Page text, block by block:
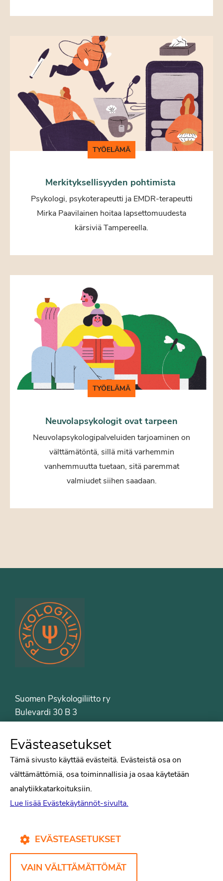
TYÖELÄMÄ
Merkityksellisyyden pohtimista
Psykologi, psykoterapeutti ja EMDR-terapeutti
Mirka Paavilainen hoitaa lapsettomuudesta
kärsiviä Tampereella.
TYÖELÄMÄ
Neuvolapsykologit ovat tarpeen
Neuvolapsykologipalveluiden tarjoaminen on
välttämätöntä, sillä mitä varhemmin
vanhemmuutta tuetaan, sitä paremmat
valmiudet siihen saadaan.
Suomen Psykologiliitto ry
Bulevardi 30 B 3
Puh. 09-6122 9122
Psykologiliiton sivut
Tiede
Puheenvuorot
Kirjat
Yhteystiedot
Evästeasetukset
Tämä sivusto käyttää evästeitä. Evästeistä osa on
välttämättömiä, osa toiminnallisia ja osaa käytetään
analytiikkatarkoituksiin.
Lue lisää Evästekäytännöt-sivulta.
EVÄSTEASETUKSET
VAIN VÄLTTÄMÄTTÖMÄT